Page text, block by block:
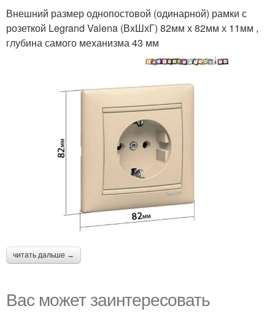
Внешний размер однопостовой (одинарной) рамки с
розеткой Legrand Valena (ВхШхГ) 82мм х 82мм х 11мм ,
глубина самого механизма 43 мм
читать дальше →
Вас может заинтересовать